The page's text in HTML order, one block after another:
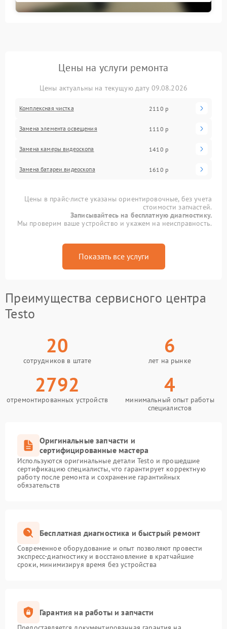
Цены на услуги ремонта
Цены актуальны на текущую дату 09.08.2026
Комплексная чистка 2110 р
Замена элемента освещения 1110 р
Замена камеры видеоскопа 1410 р
Замена батареи видеоскопа 1610 р
Цены в прайс-листе указаны ориентировочные, без учета
стоимости запчастей.
Записывайтесь на бесплатную диагностику.
Мы проверим ваше устройство и укажем на неисправность.
Показать все услуги
Преимущества сервисного центра
Testo
20
сотрудников в штате
6
лет на рынке
2792
отремонтированных устройств
4
минимальный опыт работы
специалистов
Оригинальные запчасти и
сертифицированные мастера
Используются оригинальные детали Testo и прошедшие
сертификацию специалисты, что гарантирует корректную
работу после ремонта и сохранение гарантийных
обязательств
Бесплатная диагностика и быстрый ремонт
Современное оборудование и опыт позволяют провести
экспресс-диагностику и восстановление в кратчайшие
сроки, минимизируя время без устройства
Гарантия на работы и запчасти